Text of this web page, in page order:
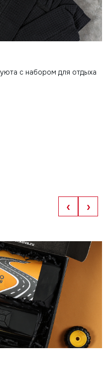
с набором для отдыха
‹ ›